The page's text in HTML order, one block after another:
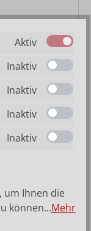
Aktiv
Inaktiv
Inaktiv
Inaktiv
Inaktiv
um Ihnen die
können...Mehr